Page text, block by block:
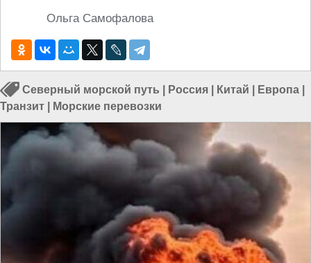
Ольга Самофалова
Северный морской путь Россия Китай Европа
Транзит
Морские перевозки